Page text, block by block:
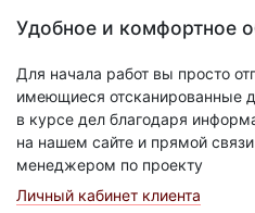
Удобное и комфортное
Для начала работ вы просто
имеющиеся отсканированные
в курсе дел благодаря
на нашем сайте и прямой
менеджером по проекту
Личный кабинет клиента